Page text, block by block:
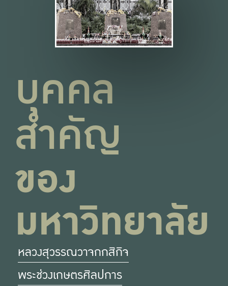
บุคคล
สำคัญ
ของ
มหาวิทยาลัย
หลวงสุวรรณวาจกกสิกิจ
พระช่วงเกษตรศิลปการ